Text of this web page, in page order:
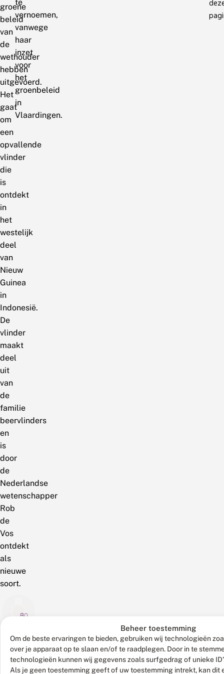
Beheer toestemming
Om de beste ervaringen te bieden, gebruiken wij technologieën
over je apparaat op te slaan en/of te raadplegen. Door in te
technologieën kunnen wij gegevens zoals surfgedrag of unieke
Als je geen toestemming geeft of uw toestemming intrekt, kan dit
groene
beleid
van
de
wethouder
hebben
uitgevoerd.
Het
gaat
om
een
opvallende
vlinder
die
is
ontdekt
in
het
westelijk
deel
van
Nieuw
Guinea
in
Indonesië.
De
vlinder
maakt
deel
uit
van
de
familie
beervlinders
en
is
door
de
Nederlandse
wetenschapper
Rob
de
Vos
ontdekt
als
nieuwe
soort.
te
vernoemen,
vanwege
haar
inzet
voor
het
groenbeleid
in
Vlaardingen.
6
r
o
o
3
N
i
e
u
30
h
o
c